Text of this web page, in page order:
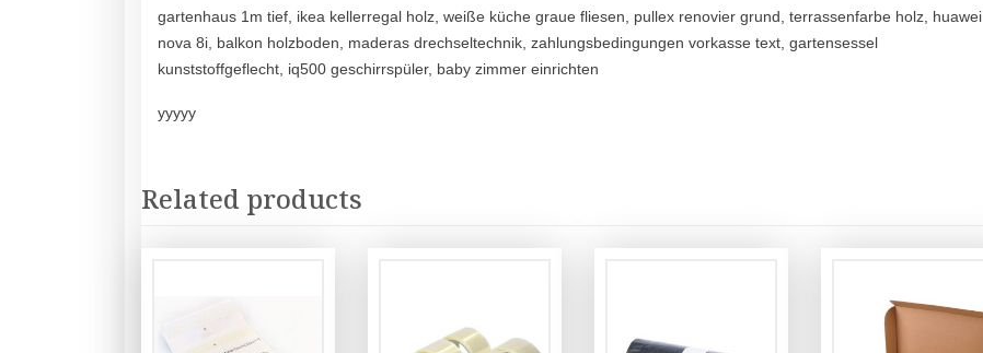
gartenhaus 1m tief, ikea kellerregal holz, weiße küche graue fliesen, pullex renovier grund, terrassenfarbe holz, huawei
nova 8i, balkon holzboden, maderas drechseltechnik, zahlungsbedingungen vorkasse text, gartensessel
kunststoffgeflecht, iq500 geschirrspüler, baby zimmer einrichten
yyyyy
Related products